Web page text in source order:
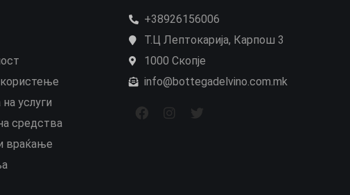
услуги
средства
враќање
+38926156006
Т.Ц Лептокарија, Карпош 3
1000 Скопје
info@bottegadelvino.com.mk